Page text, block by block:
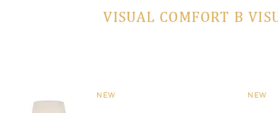
VISUAL COMFORT В
NEW NEW